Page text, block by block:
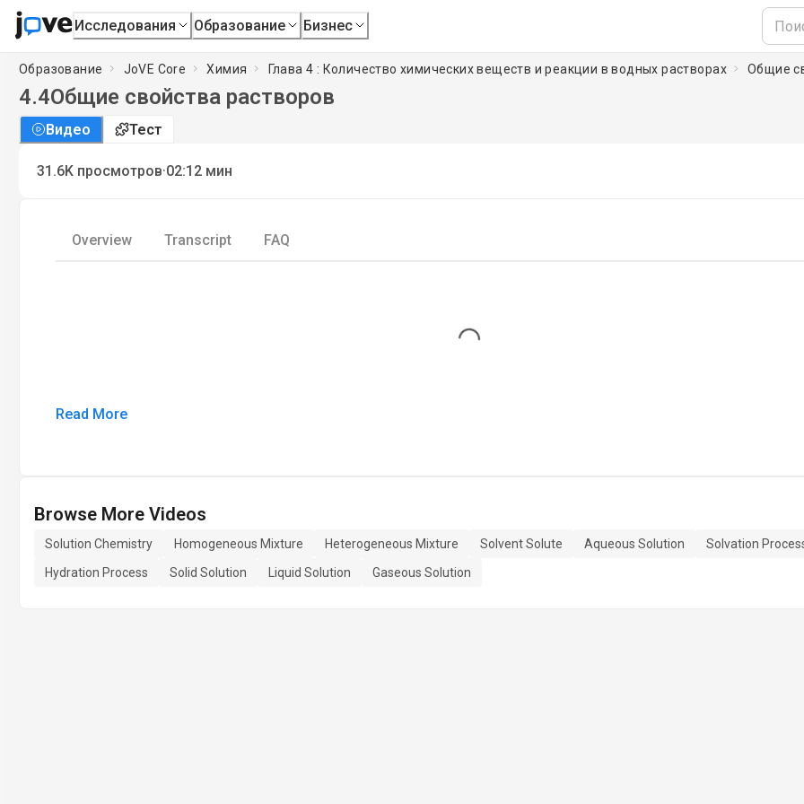
Исследования Образование Бизнес
Образование JoVE Core Химия Глава 4 : Количество химических веществ и реакции в водных растворах Общие
4.4Общие свойства растворов
Видео Тест
31.6K просмотров·02:12 мин
Overview Transcript FAQ
Loading...
Read More
Browse More Videos
Solution Chemistry Homogeneous Mixture Heterogeneous Mixture Solvent Solute Aqueous Solution
Solvation
Hydration Process
Solid Solution Liquid Solution Gaseous Solution